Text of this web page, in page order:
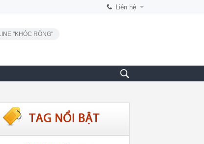
Liên hệ
"KHÓC RÒNG"